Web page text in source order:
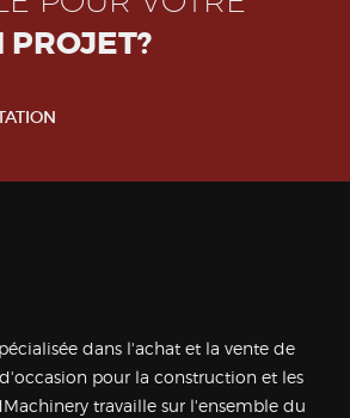
dans l'achat et la vente de
pour la construction et les
travaille sur l'ensemble du